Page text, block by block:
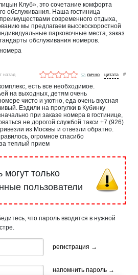
Клуб», это сочетание комфорта
обслуживания. Наша гостиница
современного отдыха,
мы предлагаем высокоскоростной
парковочные места, заказ
обслуживания номеров.
назад лично #
есть все необходимое.
на выходных, детям очень
чисто и уютно, еда очень вкусная
Ездили на прогулки в Кубинку
при заказе номера в гостинице,
не дорогой службой такси +7 (926)
из Москвы и отвезли обратно.
огромное спасибо
теплый прием
могут только
пользователи
что пароль вводится в нужной
регистрация →
напомнить пароль →